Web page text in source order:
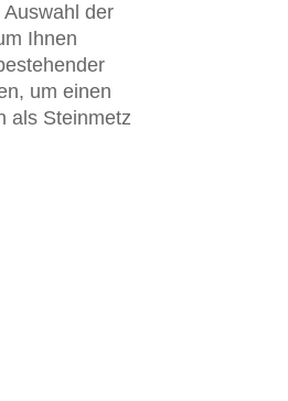
der
Ihnen
, um einen
als Steinmetz